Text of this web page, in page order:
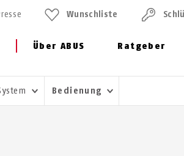
Über ABUS Ratgeber
Wunschliste
Bedienung